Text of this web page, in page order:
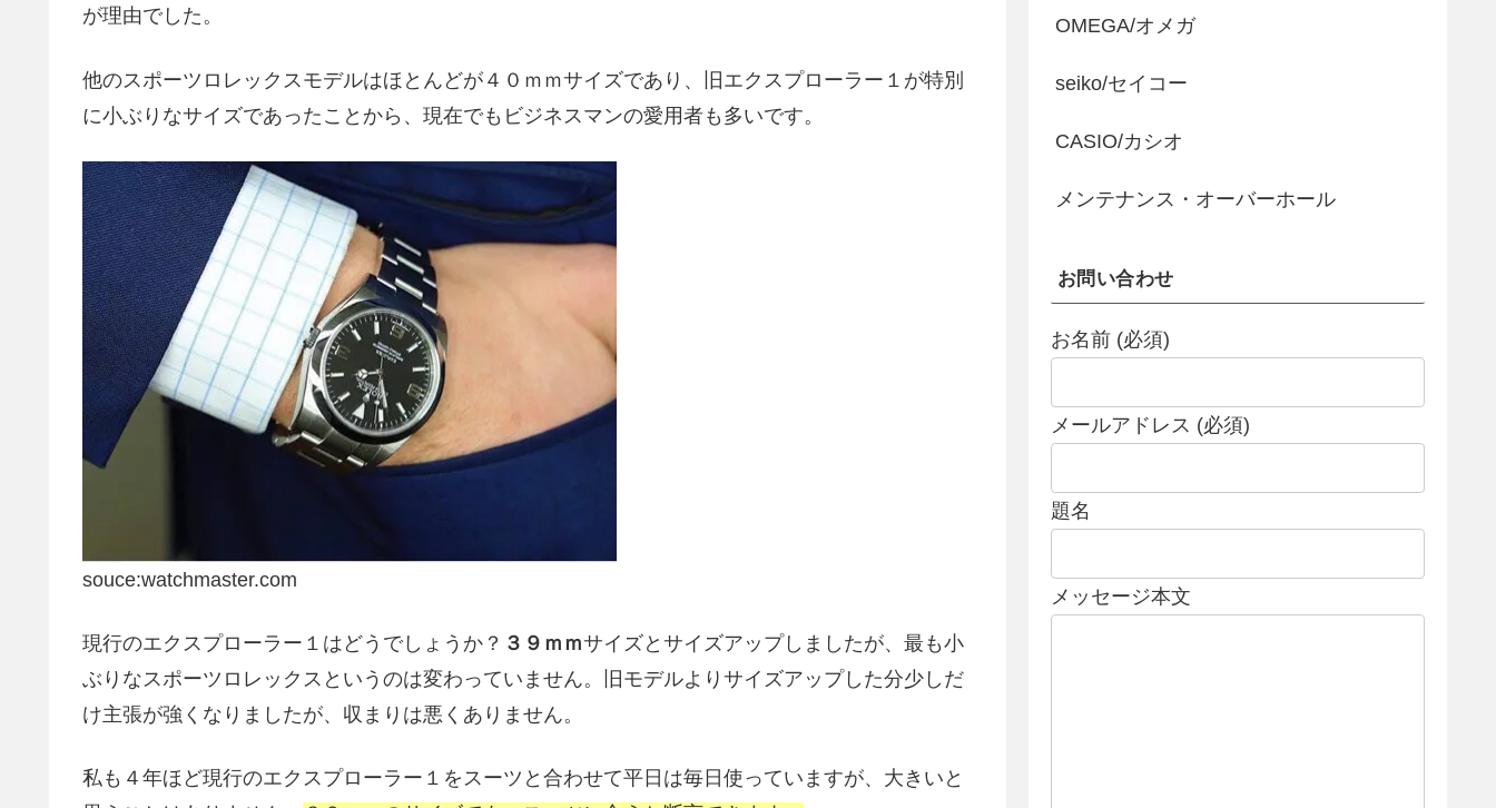
が理由でした。
他のスポーツロレックスモデルはほとんどが４０ｍｍサイズであり、旧エクスプローラー１が特別
に小ぶりなサイズであったことから、現在でもビジネスマンの愛用者も多いです。
souce:watchmaster.com
現行のエクスプローラー１はどうでしょうか？ ３９ｍｍサイズとサイズアップしましたが、最も小
ぶりなスポーツロレックスというのは変わっていません。旧モデルよりサイズアップした分少しだ
け主張が強くなりましたが、収まりは悪くありません。
私も４年ほど現行のエクスプローラー１をスーツと合わせて平日は毎日使っていますが、大きいと
OMEGA/オメガ
seiko/セイコー
CASIO/カシオ
メンテナンス・オーバーホール
お問い合わせ
お名前 (必須)
メールアドレス (必須)
題名
メッセージ本文